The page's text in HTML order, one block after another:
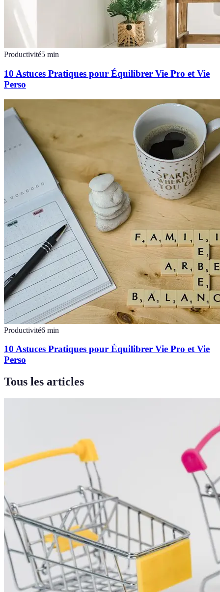
Productivité5 min
10 Astuces Pratiques pour Équilibrer Vie Pro et Vie
Perso
Productivité6 min
10 Astuces Pratiques pour Équilibrer Vie Pro et Vie
Perso
Tous les articles